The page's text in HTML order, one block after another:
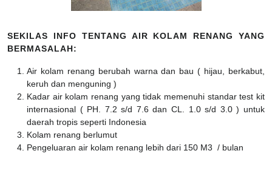
SEKILAS INFO TENTANG AIR KOLAM RENANG YANG
BERMASALAH:
Air kolam renang berubah warna dan bau ( hijau, berkabut,
keruh dan menguning )
Kadar air kolam renang yang tidak memenuhi standar test kit
internasional ( PH. 7.2 s/d 7.6 dan CL. 1.0 s/d 3.0 ) untuk
daerah tropis seperti Indonesia
Kolam renang berlumut
Pengeluaran air kolam renang lebih dari 150 M3 / bulan